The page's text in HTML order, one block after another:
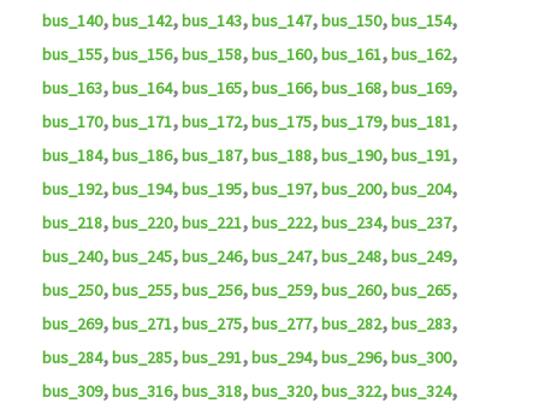
bus_140,bus_142,bus_143,bus_147,bus_150,bus_154,
bus_155,bus_156,bus_158,bus_160,bus_161,bus_162,
bus_163,bus_164,bus_165,bus_166,bus_168,bus_169,
bus_170,bus_171,bus_172,bus_175,bus_179,bus_181,
bus_184,bus_186,bus_187,bus_188,bus_190,bus_191,
bus_192,bus_194,bus_195,bus_197,bus_200,bus_204,
bus_218,bus_220,bus_221,bus_222,bus_234,bus_237,
bus_240,bus_245,bus_246,bus_247,bus_248,bus_249,
bus_250,bus_255,bus_256,bus_259,bus_260,bus_265,
bus_269,bus_271,bus_275,bus_277,bus_282,bus_283,
bus_284,bus_285,bus_291,bus_294,bus_296,bus_300,
bus_309,bus_316,bus_318,bus_320,bus_322,bus_324,